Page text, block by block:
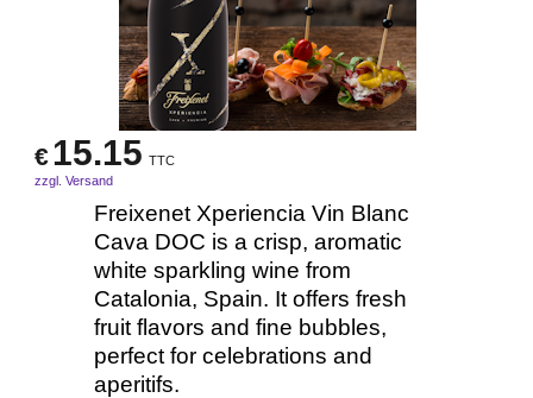
€15.15 TTC
zzgl. Versand
Freixenet Xperiencia Vin Blanc
Cava DOC is a crisp, aromatic
white sparkling wine from
Catalonia, Spain. It offers fresh
fruit flavors and fine bubbles,
perfect for celebrations and
aperitifs.